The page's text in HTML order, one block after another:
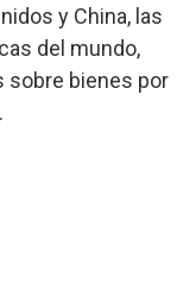
y China, las
del mundo,
sobre bienes por